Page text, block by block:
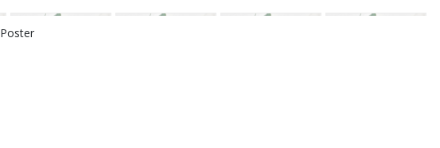
Poster